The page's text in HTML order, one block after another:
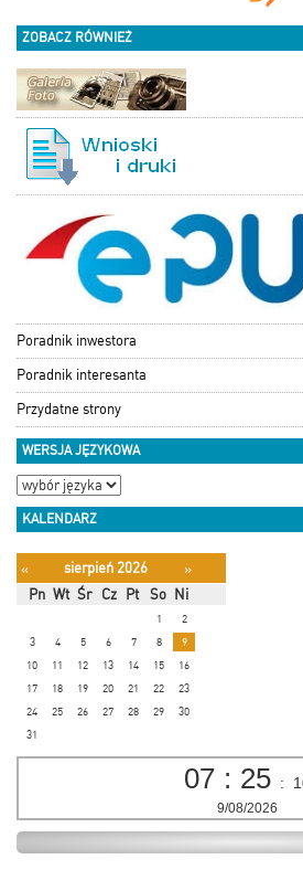
ZOBACZ RÓWNIEŻ
Poradnik inwestora
Poradnik interesanta
Przydatne strony
WERSJA JĘZYKOWA
KALENDARZ
« sierpień 2026
»
Pn Wt Śr Cz Pt So Ni
1
2
3
4 5 6 7 8
9
10
11 12 13 14 15
16
17
18 19 20 21 22
23
24
25 26 27 28 29
30
31
07 : 25 :
9/08/2026